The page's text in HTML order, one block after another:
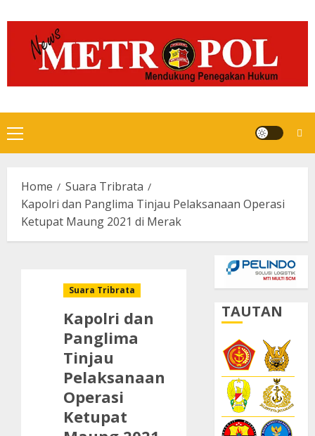
to
content
Primary
Menu
Home
Suara Tribrata
Kapolri dan Panglima Tinjau Pelaksanaan Operasi
Ketupat Maung 2021 di Merak
Suara Tribrata
Kapolri dan
Panglima
Tinjau
Pelaksanaan
Operasi
Ketupat
TAUTAN